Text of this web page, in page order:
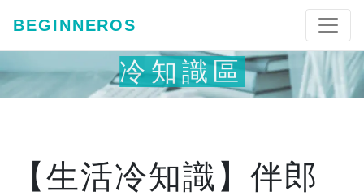
BEGINNEROS
冷知識區
【生活冷知識】伴郎